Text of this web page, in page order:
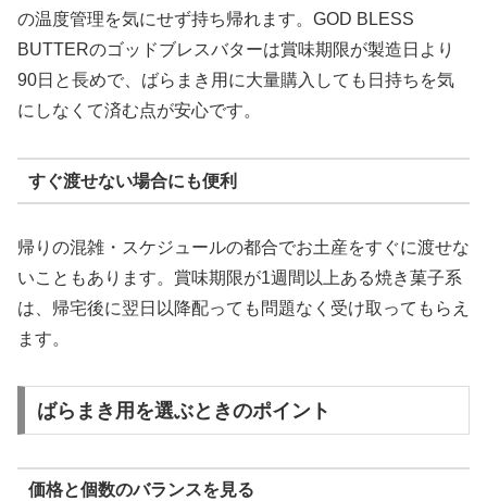
の温度管理を気にせず持ち帰れます。GOD BLESS
BUTTERのゴッドブレスバターは賞味期限が製造日より
90日と長めで、ばらまき用に大量購入しても日持ちを気
にしなくて済む点が安心です。
すぐ渡せない場合にも便利
帰りの混雑・スケジュールの都合でお土産をすぐに渡せな
いこともあります。賞味期限が1週間以上ある焼き菓子系
は、帰宅後に翌日以降配っても問題なく受け取ってもらえ
ます。
ばらまき用を選ぶときのポイント
価格と個数のバランスを見る